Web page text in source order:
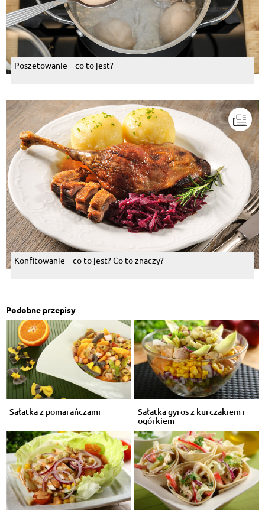
Poszetowanie – co to jest?
Konfitowanie – co to jest? Co to znaczy?
Podobne przepisy
Sałatka z pomarańczami Sałatka gyros z kurczakiem i
ogórkiem